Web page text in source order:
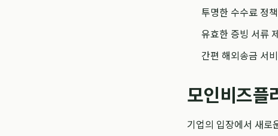
투명한 수수료 정
유효한 증빙 서류
간편 해외송금 서
모인비즈플
기업의 입장에서 새로